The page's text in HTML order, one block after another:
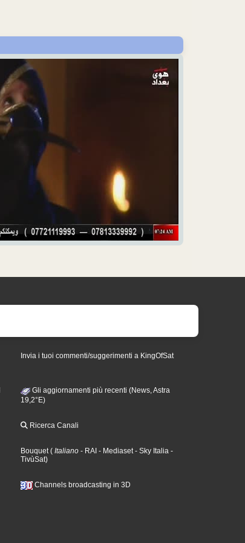
Invia i tuoi commenti/suggerimenti a KingOfSat
Gli aggiornamenti più recenti (News, Astra
19,2°E)
Ricerca Canali
Bouquet( Italiano - RAI - Mediaset- Sky Italia -
TivùSat)
Channels broadcasting in 3D